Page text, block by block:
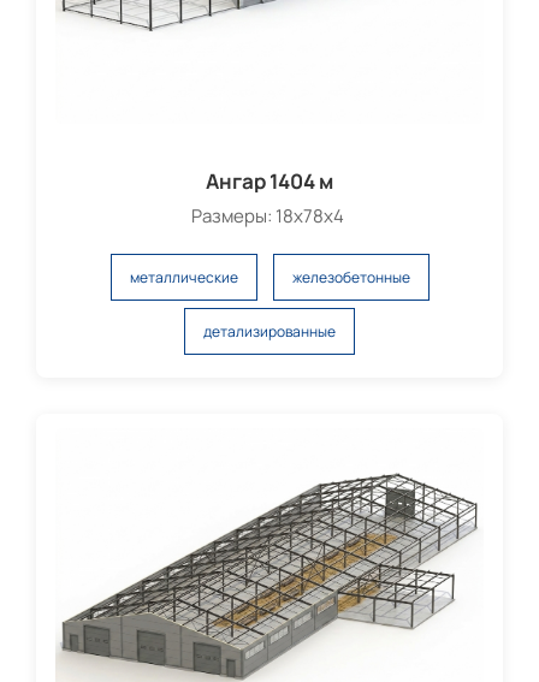
Ангар 1404 м
Размеры: 18х78х4
металлические железобетонные
детализированные